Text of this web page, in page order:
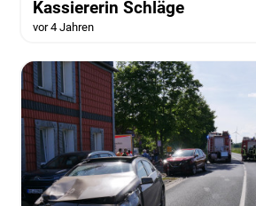
Kassiererin Schläge
vor 4 Jahren